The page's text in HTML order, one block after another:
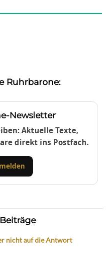
Ruhrbarone:
Newsletter
Aktuelle Texte,
direkt ins Postfach.
nicht auf die Antwort